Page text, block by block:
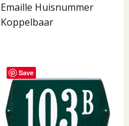
Emaille Huisnummer
Koppelbaar
Save